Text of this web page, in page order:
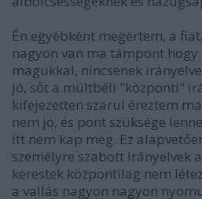
Én egyébként megértem, a
nagyon van ma támpont
magukkal, nincsenek
jó, sőt a múltbéli "központi"
kifejezetten szarul éreztem
nem jó, és pont szüksége
itt nem kap meg. Ez
személyre szabott irányelvek
kerestek központilag nem
a vallás nagyon nagyon